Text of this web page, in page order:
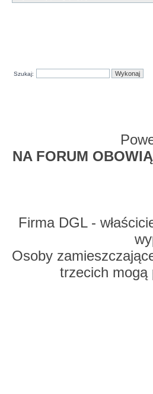
Szukaj:
NA FORUM
Firma DGL -
Osoby
trzecich mogą